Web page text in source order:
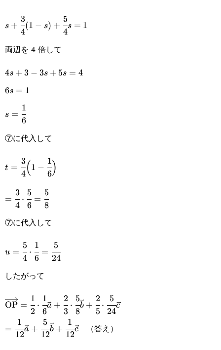
s+\cfrac{3}
{4}(1-
s)+\cfrac{5}
{4}s=1
s +
4
3
(1 − s) +
4
5
s = 1
両辺を 4 倍して
4s+3-
3s+5s=4
4s + 3 − 3s + 5s = 4
6s=1
6s = 1
s=\cfrac{1}
s =
6
1
⑦に代入して
t=\cfrac{3}
{4}\Big(1-
\cfrac{1}
t =
4
3(1 −
6
1)
=\cfrac{3}
{4}\cdot\cfrac{5}
{6}=\cfrac{5}{8}
=
4
3
⋅
6
5
=
8
5
⑦に代入して
u=\cfrac{5}
{4}\cdot\cfrac{1}
{6}=\cfrac{5}
{24}
u =
4
5
⋅
6
1
=
24
5
したがって
\overrightarrow{\text{OP}}=\cfrac{1}
{2}\cdot\cfrac{1}
{6}\vec{a}+\cfrac{2}
OP =
2
1
⋅
6
1
a +
3
2
⋅
8
5
b +
5
2
⋅
24
5
c
=\cfrac{1}
{12}\vec{a}+\cfrac{5}
=
12
1
a +
12
5
b +
12
1
c（答え）